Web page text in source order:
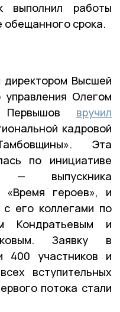
выполнил работы
обещанного срока.
Высшей
управления Олегом
Первышов вручил
кадровой
Эта
по инициативе
— выпускника
«Время героев», и
с его коллегами по
Кондратьевым и
Заявку в
400 участников и
вступительных
потока стали